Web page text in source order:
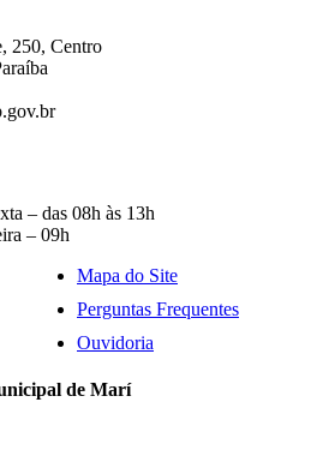
250, Centro
– das 08h às 13h
– 09h
Mapa do Site
Perguntas Frequentes
Ouvidoria
de Marí